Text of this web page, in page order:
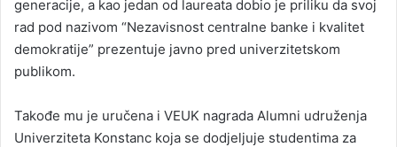
generacije, a kao jedan od laureata dobio je priliku da svoj
rad pod nazivom “Nezavisnost centralne banke i kvalitet
demokratije” prezentuje javno pred univerzitetskom
publikom.
Takođe mu je uručena i VEUK nagrada Alumni udruženja
Univerziteta Konstanc koja se dodjeljuje studentima za